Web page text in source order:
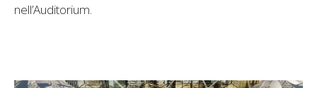
nell’Auditorium.